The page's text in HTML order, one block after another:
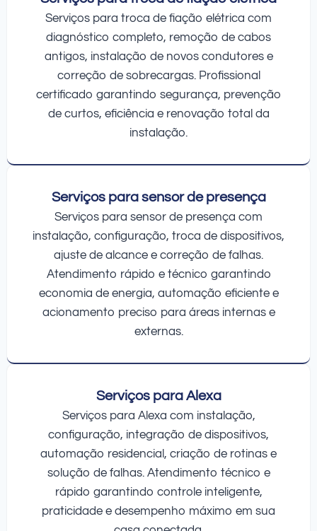
Serviços para troca de fiação elétrica com
diagnóstico completo, remoção de cabos
antigos, instalação de novos condutores e
correção de sobrecargas. Profissional
certificado garantindo segurança, prevenção
de curtos, eficiência e renovação total da
instalação.
Serviços para sensor de presença
Serviços para sensor de presença com
instalação, configuração, troca de dispositivos,
ajuste de alcance e correção de falhas.
Atendimento rápido e técnico garantindo
economia de energia, automação eficiente e
acionamento preciso para áreas internas e
externas.
Serviços para Alexa
Serviços para Alexa com instalação,
configuração, integração de dispositivos,
automação residencial, criação de rotinas e
solução de falhas. Atendimento técnico e
rápido garantindo controle inteligente,
praticidade e desempenho máximo em sua